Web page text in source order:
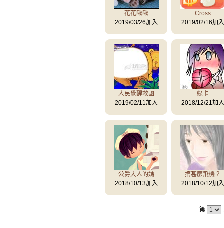
花花啾啾
2019/03/26加入
Cross
2019/02/16加入
人民覺醒救國
2019/02/11加入
綠卡
2018/12/21加入
公爵大人的媽
2018/10/13加入
搞甚麼飛機？
2018/10/12加入
第